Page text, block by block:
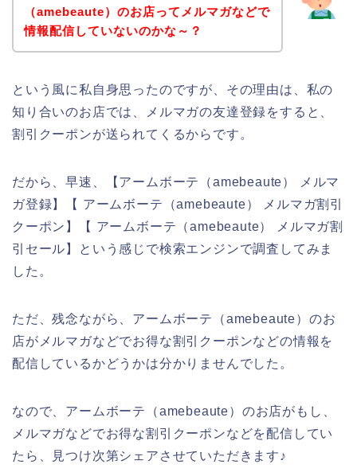
（amebeaute）のお店ってメルマガなどで
情報配信していないのかな～？
という風に私自身思ったのですが、その理由は、私の
知り合いのお店では、メルマガの友達登録をすると、
割引クーポンが送られてくるからです。
だから、早速、【アームボーテ（amebeaute） メルマ
ガ登録】【 アームボーテ（amebeaute） メルマガ割引
クーポン】【 アームボーテ（amebeaute） メルマガ割
引セール】という感じで検索エンジンで調査してみま
した。
ただ、残念ながら、アームボーテ（amebeaute）のお
店がメルマガなどでお得な割引クーポンなどの情報を
配信しているかどうかは分かりませんでした。
なので、アームボーテ（amebeaute）のお店がもし、
メルマガなどでお得な割引クーポンなどを配信してい
たら、見つけ次第シェアさせていただきます♪